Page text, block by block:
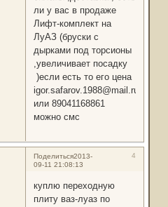
ли у вас в продаже
Лифт-комплект на
ЛуАЗ (бруски с
дырками под торсионы
,увеличивает посадку
)если есть то его цена
igor.safarov.1988@mail.ru
или 89041168861
можно смс
Поделиться 4
2013-
09-11 21:08:13
куплю переходную
плиту ваз-луаз по